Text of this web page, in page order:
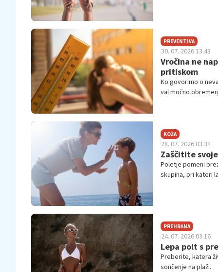
PREVENTIVA
30. 07. 2026 13.43
Vročina ne
pritiskom
Ko govorimo o
val močno
KOŽA
28. 07. 2026 03.34
Zaščitite
Poletje pomeni
skupina, pri kateri
PREHRANA
24. 07. 2026 03.16
Lepa polt s
Preberite, katera
sončenje na plaži.